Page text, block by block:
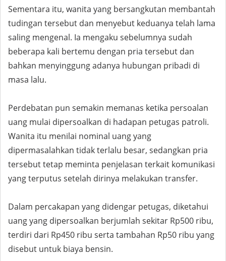
Sementara itu, wanita yang bersangkutan membantah
tudingan tersebut dan menyebut keduanya telah lama
saling mengenal. Ia mengaku sebelumnya sudah
beberapa kali bertemu dengan pria tersebut dan
bahkan menyinggung adanya hubungan pribadi di
masa lalu.
Perdebatan pun semakin memanas ketika persoalan
uang mulai dipersoalkan di hadapan petugas patroli.
Wanita itu menilai nominal uang yang
dipermasalahkan tidak terlalu besar, sedangkan pria
tersebut tetap meminta penjelasan terkait komunikasi
yang terputus setelah dirinya melakukan transfer.
Dalam percakapan yang didengar petugas, diketahui
uang yang dipersoalkan berjumlah sekitar Rp500 ribu,
terdiri dari Rp450 ribu serta tambahan Rp50 ribu yang
disebut untuk biaya bensin.